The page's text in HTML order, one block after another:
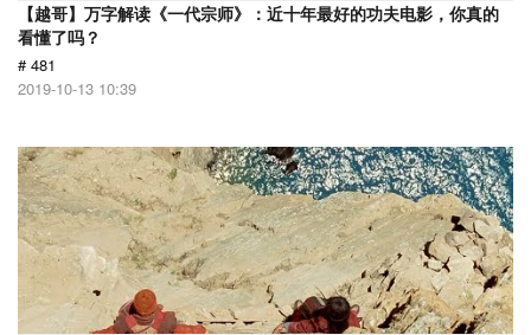
【越哥】万字解读《一代宗师》：近十年最好的功夫电影，你真的
看懂了吗？
# 481
2019-10-13 10:39